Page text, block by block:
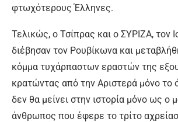
φτωχότερους Έλληνες.
Τελικώς, ο Τσίπρας και ο ΣΥΡΙΖΑ, τον
διέβησαν τον Ρουβίκωνα και
κόμμα τυχάρπαστων εραστών της
κρατώντας από την Αριστερά μόνο το
δεν θα μείνει στην ιστορία μόνο ως ο
άνθρωπος που έφερε το τρίτο